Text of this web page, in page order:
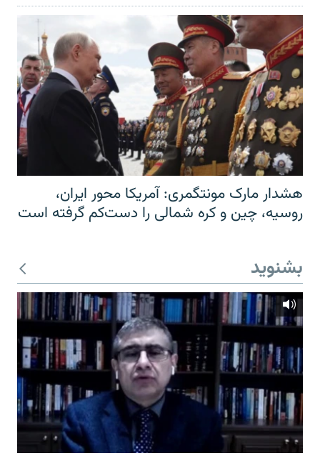
هشدار مارک مونتگمری: آمریکا محور ایران،
روسیه، چین و کره شمالی را دست‌کم گرفته است
بشنوید